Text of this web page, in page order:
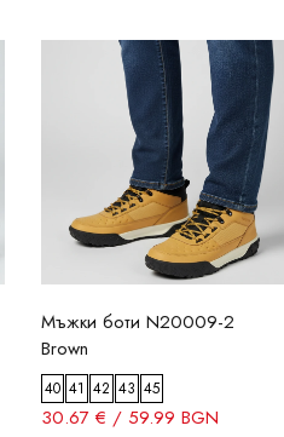
Мъжки боти N20009-2
Brown
40 41 42 43 45
30.67 € / 59.99 BGN